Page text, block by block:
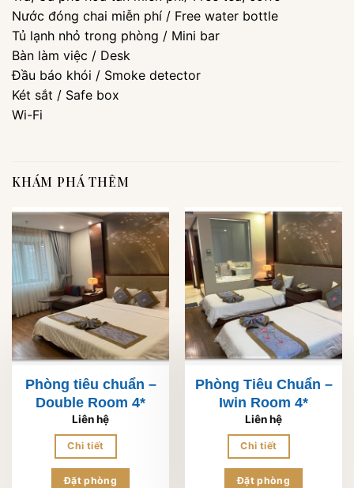
Nước đóng chai miễn phí / Free water bottle
Tủ lạnh nhỏ trong phòng / Mini bar
Bàn làm việc / Desk
Đầu báo khói / Smoke detector
Két sắt / Safe box
Wi-Fi
KHÁM PHÁ THÊM
Phòng tiêu chuẩn –
Double Room 4*
Liên hệ
Chi tiết
Đặt phòng
Phòng Tiêu Chuẩn –
Iwin Room 4*
Liên hệ
Chi tiết
Đặt phòng